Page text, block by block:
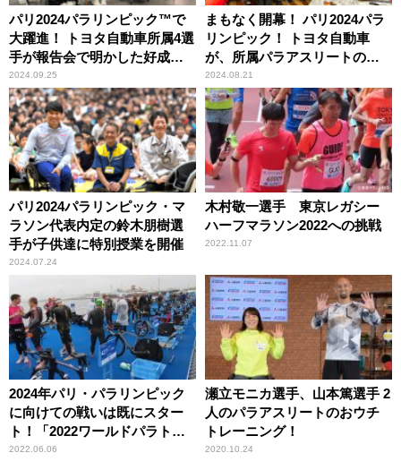
パリ2024パラリンピック™で
大躍進！ トヨタ自動車所属4選
手が報告会で明かした好成績
の秘訣、そして関係者との絆
とは？
2024.09.25
まもなく開幕！ パリ2024パラ
リンピック！ トヨタ自動車
が、所属パラアスリートの壮
行会を開催！
2024.08.21
パリ2024パラリンピック・マ
ラソン代表内定の鈴木朋樹選
手が子供達に特別授業を開催
2024.07.24
木村敬一選手 東京レガシー
ハーフマラソン2022への挑戦
2022.11.07
2024年パリ・パラリンピック
に向けての戦いは既にスター
ト！「2022ワールドパラトラ
イアスロンシリーズ横浜大
2022.06.06
瀬立モニカ選手、山本篤選手 2
人のパラアスリートのおウチ
トレーニング！
2020.10.24